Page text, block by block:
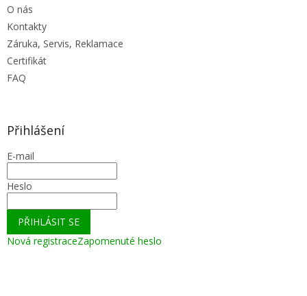
O nás
Kontakty
Záruka, Servis, Reklamace
Certifikát
FAQ
Přihlášení
E-mail
Heslo
PŘIHLÁSIT SE
Nová registraceZapomenuté heslo